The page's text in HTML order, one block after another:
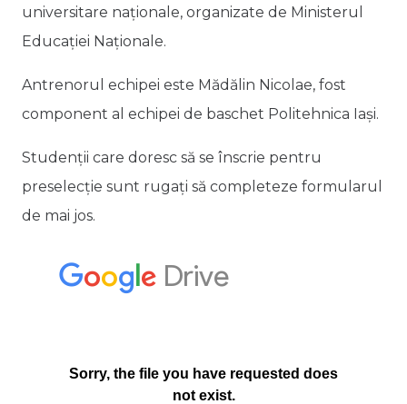
universitare naționale, organizate de Ministerul
Educației Naționale.
Antrenorul echipei este Mădălin Nicolae, fost
component al echipei de baschet Politehnica Iași.
Studenții care doresc să se înscrie pentru
preselecție sunt rugați să completeze formularul
de mai jos.